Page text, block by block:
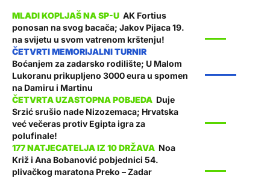
AK Fortius
ponosan na svog bacača; Jakov Pijaca 19.
na svijetu u svom vatrenom krštenju!
Boćanjem za zadarsko rodilište; U Malom
Lukoranu prikupljeno 3000 eura u spomen
na Damiru i Martinu
Duje
Srzić srušio nade Nizozemaca; Hrvatska
već večeras protiv Egipta igra za
polufinale!
Noa
Križ i Ana Bobanović pobjednici 54.
plivačkog maratona Preko – Zadar